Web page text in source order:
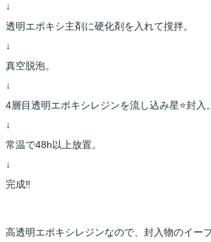
↓
透明エポキシ主剤に硬化剤を入れて撹拌。
↓
真空脱泡。
↓
4層目透明エポキシレジンを流し込み星⭐️封入。
↓
常温で48h以上放置。
↓
完成‼️
高透明エポキシレジンなので、封入物のイー